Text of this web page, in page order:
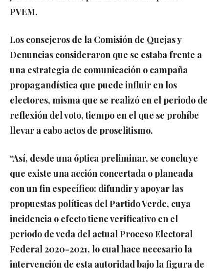
PVEM.
Los consejeros de la Comisión de Quejas y
Denuncias consideraron que se estaba frente a
una estrategia de comunicación o campaña
propagandística que puede influir en los
electores, misma que se realizó en el periodo de
reflexión del voto, tiempo en el que se prohíbe
llevar a cabo actos de proselitismo.
“Así, desde una óptica preliminar, se concluye
que existe una acción concertada o planeada
con un fin específico: difundir y apoyar las
propuestas políticas del Partido Verde, cuya
incidencia o efecto tiene verificativo en el
periodo de veda del actual Proceso Electoral
Federal 2020-2021, lo cual hace necesario la
intervención de esta autoridad bajo la figura de